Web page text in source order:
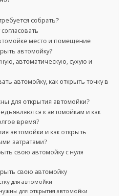
собрать?
место и помещение
автомойку?
автоматическую, сухую и
автомойку, как открыть точку в
для открытия автомойки?
к автомойкам и как
время?
автомойки и как открыть
затратами?
свою автомойку с нуля
свою автомойку
для автомойки
для открытия автомойки